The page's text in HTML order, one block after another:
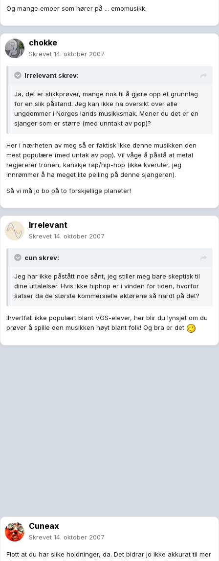
Og mange emoer som hører på ... emomusikk.
chokke
Skrevet 14. oktober 2007
Irrelevant skrev:
Ja, det er stikkprøver, mange nok til å gjøre opp et grunnlag
for en slik påstand. Jeg kan ikke ha oversikt over alle
ungdommer i Norges lands musikksmak. Mener du det er en
sjanger som er større (med unntakt av pop)?
Her i nærheten av meg så er faktisk ikke denne musikken den
mest populære (med untak av pop). Vil våge å påstå at metal
regjererer tronen, kanskje rap/hip-hop (ikke kveruler, jeg
innrømmer å ha meget lite peiling på denne sjangeren).
Så vi må jo bo på to forskjellige planeter!
Irrelevant
Skrevet 14. oktober 2007
cun skrev:
Jeg har ikke påstått noe sånt, jeg stiller meg bare skeptisk til
dine uttalelser. Hvis ikke hiphop er i vinden for tiden, hvorfor
satser da de største kommersielle aktørene så hardt på det?
Ihvertfall ikke populært blant VGS-elever, her blir du lynsjet om du
prøver å spille den musikken høyt blant folk! Og bra er det
Cuneax
Skrevet 14. oktober 2007
Flott at du har slike holdninger, da. Det bidrar jo ikke akkurat til mer